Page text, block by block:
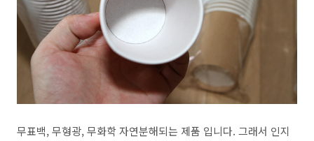
무표백, 무형광, 무화학 자연분해되는 제품 입니다. 그래서 인지